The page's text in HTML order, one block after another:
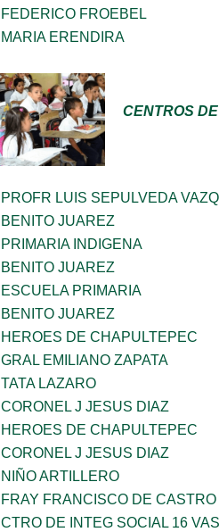
FEDERICO FROEBEL
MARIA ERENDIRA
CENTROS
PROFR LUIS SEPULVEDA
BENITO JUAREZ
PRIMARIA INDIGENA
BENITO JUAREZ
ESCUELA PRIMARIA
BENITO JUAREZ
HEROES DE CHAPULTEPEC
GRAL EMILIANO ZAPATA
TATA LAZARO
CORONEL J JESUS DIAZ
HEROES DE CHAPULTEPEC
CORONEL J JESUS DIAZ
NIÑO ARTILLERO
FRAY FRANCISCO DE CASTRO
CTRO DE INTEG SOCIAL 16